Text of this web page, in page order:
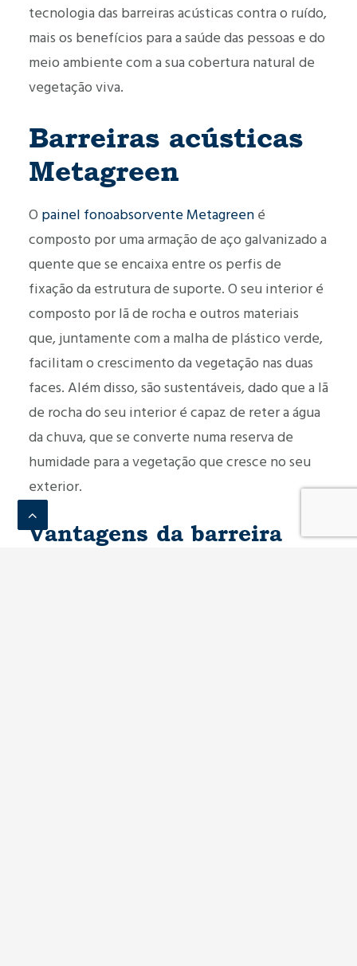
tecnologia das barreiras acústicas contra o ruído,
mais os benefícios para a saúde das pessoas e do
meio ambiente com a sua cobertura natural de
vegetação viva.
Barreiras acústicas
Metagreen
O painel fonoabsorvente Metagreen é
composto por uma armação de aço galvanizado a
quente que se encaixa entre os perfis de
fixação da estrutura de suporte. O seu interior é
composto por lã de rocha e outros materiais
que, juntamente com a malha de plástico verde,
facilitam o crescimento da vegetação nas duas
faces. Além disso, são sustentáveis, dado que a lã
de rocha do seu interior é capaz de reter a água
da chuva, que se converte numa reserva de
humidade para a vegetação que cresce no seu
exterior.
Vantagens da barreira